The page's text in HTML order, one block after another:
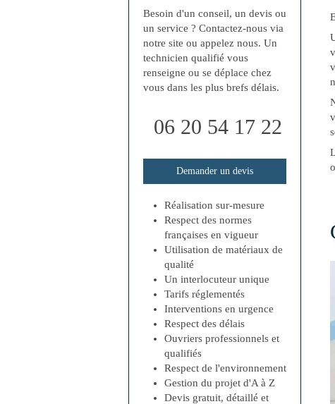
Besoin d'un conseil, un devis ou
un service ? Contactez-nous via
notre site ou appelez nous. Un
technicien qualifié vous
renseigne ou se déplace chez
vous dans les plus brefs délais.
06 20 54 17 22
Demander un devis
Réalisation sur-mesure
Respect des normes
françaises en vigueur
Utilisation de matériaux de
qualité
Un interlocuteur unique
Tarifs réglementés
Interventions en urgence
Respect des délais
Ouvriers professionnels et
qualifiés
Respect de l'environnement
Gestion du projet d'A à Z
Devis gratuit, détaillé et